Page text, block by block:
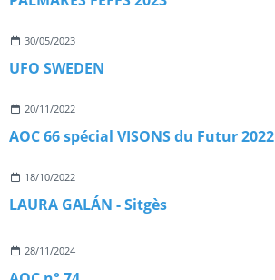
30/05/2023
UFO SWEDEN
20/11/2022
AOC 66 spécial VISONS du Futur 2022
18/10/2022
LAURA GALÁN - Sitgès
28/11/2024